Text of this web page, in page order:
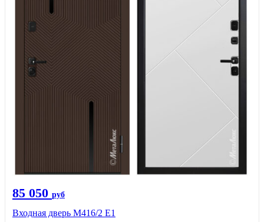
85 050 руб
Входная дверь М416/2 Е1